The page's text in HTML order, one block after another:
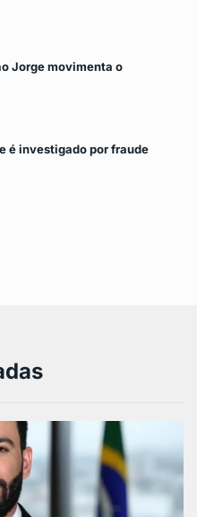
Jorge movimenta o
é investigado por fraude